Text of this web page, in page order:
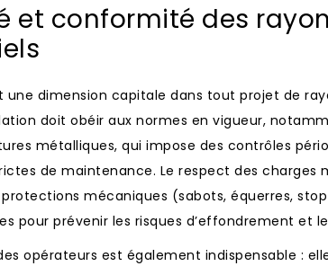
et conformité des
une dimension capitale dans tout projet de
doit obéir aux normes en vigueur,
métalliques, qui impose des contrôles
de maintenance. Le respect des charges
protections mécaniques (sabots, équerres,
pour prévenir les risques d’effondrement et
opérateurs est également indispensable :